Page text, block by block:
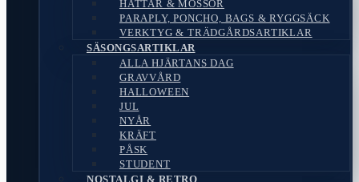
HATTAR & MÖSSOR
PARAPLY, PONCHO, BAGS & RYGGSÄCK
VERKTYG & TRÄDGÅRDSARTIKLAR
SÄSONGSARTIKLAR
ALLA HJÄRTANS DAG
GRAVVÅRD
HALLOWEEN
JUL
NYÅR
KRÄFT
PÅSK
STUDENT
NOSTALGI & RETRO